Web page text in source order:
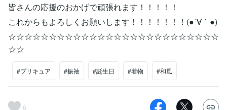
皆さんの応援のおかげで頑張れます！！！！！
これからもよろしくお願いします！！！！！！！(●´∀｀●)
☆☆☆☆☆☆☆☆☆☆☆☆☆☆☆☆☆☆☆☆☆☆☆☆☆☆
☆☆
#プリキュア #振袖 #誕生日 #着物 #和風
6